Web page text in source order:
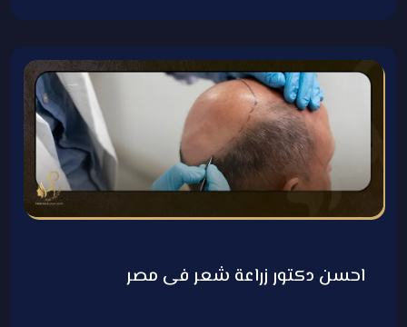
احسن دكتور زراعة شعر فى مصر